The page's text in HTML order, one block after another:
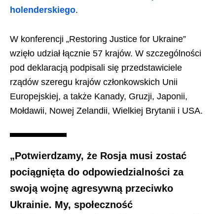
holenderskiego.
W konferencji „Restoring Justice for Ukraine”
wzięło udział łącznie 57 krajów. W szczególności
pod deklaracją podpisali się przedstawiciele
rządów szeregu krajów członkowskich Unii
Europejskiej, a także Kanady, Gruzji, Japonii,
Mołdawii, Nowej Zelandii, Wielkiej Brytanii i USA.
„Potwierdzamy, że Rosja musi zostać
pociągnięta do odpowiedzialności za
swoją wojnę agresywną przeciwko
Ukrainie. My, społeczność